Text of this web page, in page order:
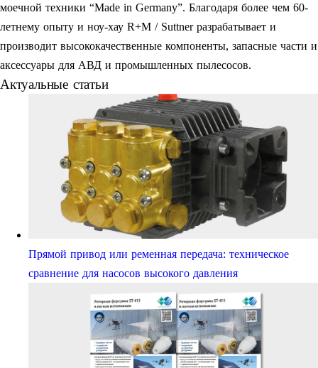
моечной техники “Made in Germany”. Благодаря более чем 60-
летнему опыту и ноу-хау R+M / Suttner разрабатывает и
производит высококачественные компоненты, запасные части и
аксессуары для АВД и промышленных пылесосов.
Актуальные статьи
Прямой привод или ременная передача: техническое
сравнение для насосов высокого давления